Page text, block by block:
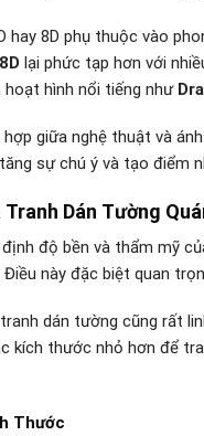
hay 8D phụ thuộc vào
lại phức tạp hơn với
hình nổi tiếng như
giữa nghệ thuật và
sự chú ý và tạo điểm
Dán Tường
độ bền và thẩm mỹ
này đặc biệt quan
dán tường cũng rất
kích thước nhỏ hơn để
Thước